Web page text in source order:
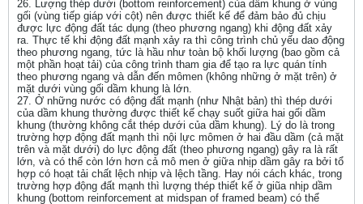
26. Lượng thép dưới (bottom reinforcement) của dầm khung ở vùng
gối (vùng tiếp giáp với cột) nên được thiết kế để đảm bảo đủ chịu
được lực động đất tác dụng (theo phương ngang) khi động đất xảy
ra. Thực tế khi động đất mạnh xảy ra thì công trình chủ yếu dao động
theo phương ngang, tức là hầu như toàn bộ khối lượng (bao gồm cả
một phần hoạt tải) của công trình tham gia để tạo ra lực quán tính
theo phương ngang và dẫn đến mômen (không những ở mặt trên) ở
mặt dưới vùng gối dầm khung là lớn.
27. Ở những nước có động đất mạnh (như Nhật bản) thì thép dưới
của dầm khung thường được thiết kế chạy suốt giữa hai gối dầm
khung (thường không cắt thép dưới của dầm khung). Lý do là trong
trường hợp động đất mạnh thì nội lực mômen ở hai đầu dầm (cả mặt
trên và mặt dưới) do lực động đất (theo phương ngang) gây ra là rất
lớn, và có thể còn lớn hơn cả mô men ở giữa nhịp dầm gây ra bởi tổ
hợp có hoạt tải chất lệch nhịp và lệch tầng. Hay nói cách khác, trong
trường hợp động đất mạnh thì lượng thép thiết kế ở giũa nhịp dầm
khung (bottom reinforcement at midspan of framed beam) có thể